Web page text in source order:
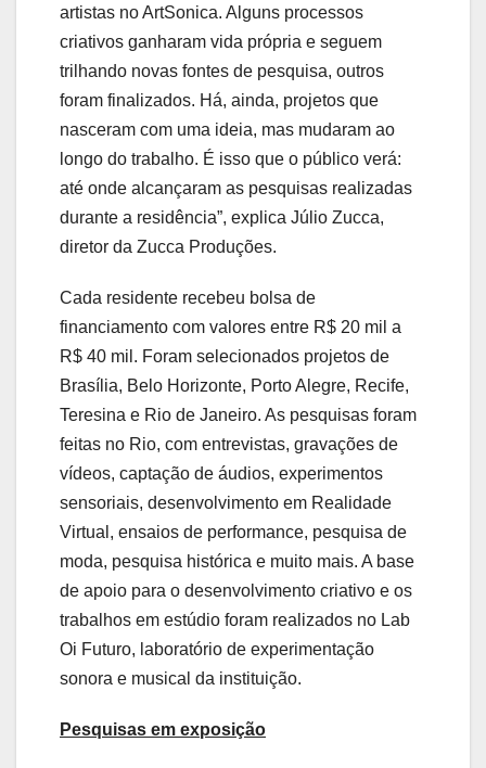
artistas no ArtSonica. Alguns processos
criativos ganharam vida própria e seguem
trilhando novas fontes de pesquisa, outros
foram finalizados. Há, ainda, projetos que
nasceram com uma ideia, mas mudaram ao
longo do trabalho. É isso que o público verá:
até onde alcançaram as pesquisas realizadas
durante a residência”, explica Júlio Zucca,
diretor da Zucca Produções.
Cada residente recebeu bolsa de
financiamento com valores entre R$ 20 mil a
R$ 40 mil. Foram selecionados projetos de
Brasília, Belo Horizonte, Porto Alegre, Recife,
Teresina e Rio de Janeiro. As pesquisas foram
feitas no Rio, com entrevistas, gravações de
vídeos, captação de áudios, experimentos
sensoriais, desenvolvimento em Realidade
Virtual, ensaios de performance, pesquisa de
moda, pesquisa histórica e muito mais. A base
de apoio para o desenvolvimento criativo e os
trabalhos em estúdio foram realizados no Lab
Oi Futuro, laboratório de experimentação
sonora e musical da instituição.
Pesquisas em exposição